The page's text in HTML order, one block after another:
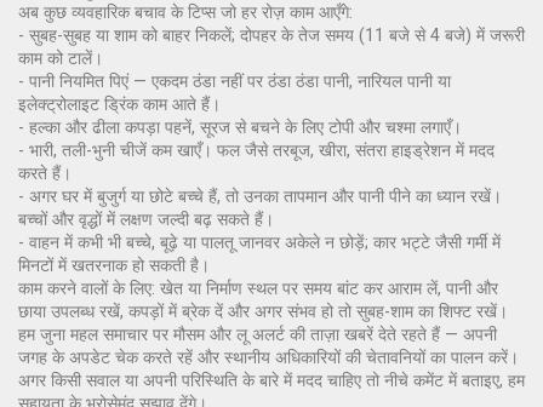
अब कुछ व्यवहारिक बचाव के टिप्स जो हर रोज़ काम आएँगे:
- सुबह-सुबह या शाम को बाहर निकलें; दोपहर के तेज समय (11 बजे से 4 बजे) में जरूरी
काम को टालें।
- पानी नियमित पिएं — एकदम ठंडा नहीं पर ठंडा ठंडा पानी, नारियल पानी या
इलेक्ट्रोलाइट ड्रिंक काम आते हैं।
- हल्का और ढीला कपड़ा पहनें, सूरज से बचने के लिए टोपी और चश्मा लगाएँ।
- भारी, तली-भुनी चीजें कम खाएँ। फल जैसे तरबूज, खीरा, संतरा हाइड्रेशन में मदद
करते हैं।
- अगर घर में बुजुर्ग या छोटे बच्चे हैं, तो उनका तापमान और पानी पीने का ध्यान रखें।
बच्चों और वृद्धों में लक्षण जल्दी बढ़ सकते हैं।
- वाहन में कभी भी बच्चे, बूढ़े या पालतू जानवर अकेले न छोड़ें; कार भट्टे जैसी गर्मी में
मिनटों में खतरनाक हो सकती है।
काम करने वालों के लिए: खेत या निर्माण स्थल पर समय बांट कर आराम लें, पानी और
छाया उपलब्ध रखें, कपड़ों में ब्रेक दें और अगर संभव हो तो सुबह-शाम का शिफ्ट रखें।
हम जुना महल समाचार पर मौसम और लू अलर्ट की ताज़ा खबरें देते रहते हैं — अपनी
जगह के अपडेट चेक करते रहें और स्थानीय अधिकारियों की चेतावनियों का पालन करें।
अगर किसी सवाल या अपनी परिस्थिति के बारे में मदद चाहिए तो नीचे कमेंट में बताइए, हम